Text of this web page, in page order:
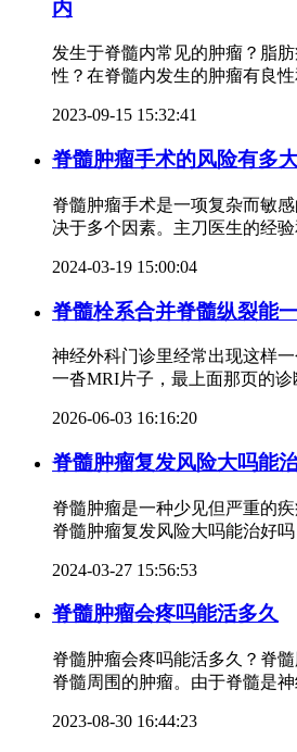
内
发生于脊髓内常见的肿瘤？脂
性？在脊髓内发生的肿瘤有良性
2023-09-15 15:32:41
脊髓肿瘤手术的风险有多
脊髓肿瘤手术是一项复杂而敏
决于多个因素。主刀医生的经验
2024-03-19 15:00:04
脊髓栓系合并脊髓纵裂能
神经外科门诊里经常出现这样
一沓MRI片子，最上面那页的诊
2026-06-03 16:16:20
脊髓肿瘤复发风险大吗能
脊髓肿瘤是一种少见但严重的疾
脊髓肿瘤复发风险大吗能治好吗
2024-03-27 15:56:53
脊髓肿瘤会疼吗能活多久
脊髓肿瘤会疼吗能活多久？脊
脊髓周围的肿瘤。由于脊髓是神
2023-08-30 16:44:23